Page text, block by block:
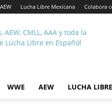
AEW Lucha Libre Mexicana Colabora
Lucha
Noticias
WWE AEW LUCHA